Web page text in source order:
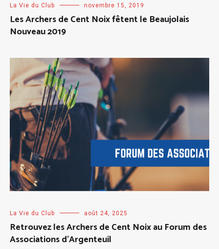
La Vie du Club novembre 15, 2019
Les Archers de Cent Noix fêtent le Beaujolais
Nouveau 2019
La Vie du Club août 24, 2025
Retrouvez les Archers de Cent Noix au Forum des
Associations d’Argenteuil